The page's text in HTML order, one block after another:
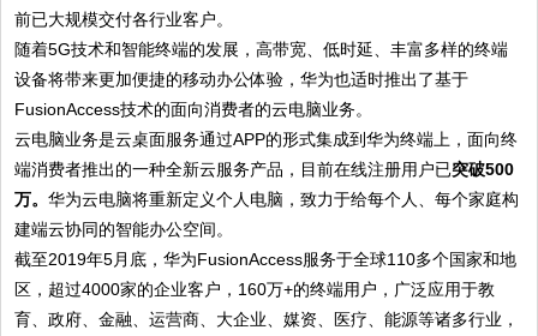
前已大规模交付各行业客户。
随着5G技术和智能终端的发展，高带宽、低时延、丰富多样的终端
设备将带来更加便捷的移动办公体验，华为也适时推出了基于
FusionAccess技术的面向消费者的云电脑业务。
云电脑业务是云桌面服务通过APP的形式集成到华为终端上，面向终
端消费者推出的一种全新云服务产品，目前在线注册用户已突破500
万。华为云电脑将重新定义个人电脑，致力于给每个人、每个家庭构
建端云协同的智能办公空间。
截至2019年5月底，华为FusionAccess服务于全球110多个国家和地
区，超过4000家的企业客户，160万+的终端用户，广泛应用于教
育、政府、金融、运营商、大企业、媒资、医疗、能源等诸多行业，